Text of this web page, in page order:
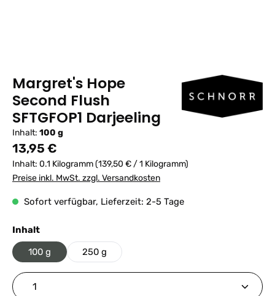
Margret's Hope
Second Flush
SFTGFOP1 Darjeeling
Inhalt: 100 g
Regulärer Preis:
13,95 €
Inhalt: 0.1 Kilogramm(139,50 € / 1 Kilogramm)
Preise inkl. MwSt. zzgl. Versandkosten
Sofort verfügbar, Lieferzeit: 2-5 Tage
Inhaltauswählen
100 g 250 g
Produkt Anzahl: Gib den gewünschten Wert ein